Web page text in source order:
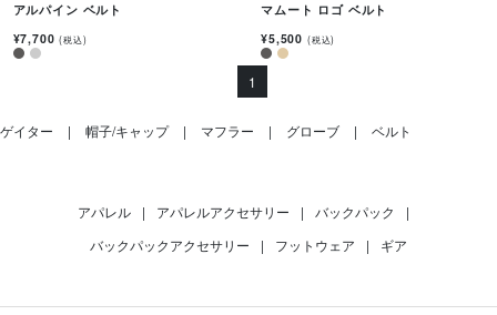
アルパイン ベルト
¥7,700(税込)
マムート ロゴ ベルト
¥5,500 (税込)
1
ゲイター 帽子/キャップ マフラー グローブ ベルト
アパレル | アパレルアクセサリー | バックパック
|
バックパックアクセサリー
| フットウェア | ギア